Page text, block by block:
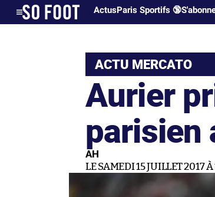
ActusParis Sportifs 🔞
ACTU MERCATO
Aurier
parisien
AH
LE SAMEDI 15 JUILLET 2017 À